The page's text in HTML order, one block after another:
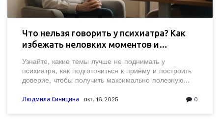
Что нельзя говорить у психиатра? Как
избежать неловких моментов и
Узнайте, какие темы лучше не поднимать у
психиатра, как подготовиться к приёму и построить
доверие, чтобы получить максимально полезную
Людмила Синицина окт, 16 2025 0